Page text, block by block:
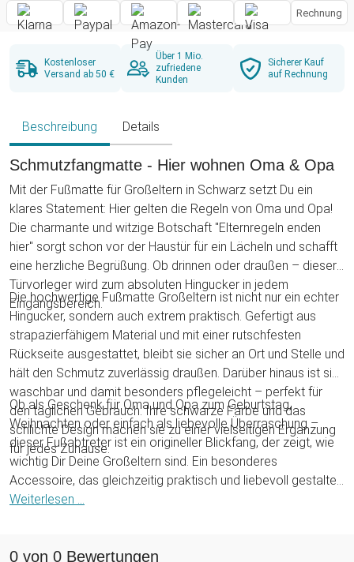
Rechnung
Kostenloser
Versand ab 50 €
Über 1 Mio.
zufriedene
Kunden
Sicherer Kauf
auf Rechnung
Beschreibung Details
Schmutzfangmatte - Hier wohnen Oma & Opa
Mit der Fußmatte für Großeltern in Schwarz setzt Du ein
klares Statement: Hier gelten die Regeln von Oma und Opa!
Die charmante und witzige Botschaft "Elternregeln enden
hier" sorgt schon vor der Haustür für ein Lächeln und schafft
eine herzliche Begrüßung. Ob drinnen oder draußen – dieser
Türvorleger wird zum absoluten Hingucker in jedem
Eingangsbereich.
Die hochwertige Fußmatte Großeltern ist nicht nur ein echter
Hingucker, sondern auch extrem praktisch. Gefertigt aus
strapazierfähigem Material und mit einer rutschfesten
Rückseite ausgestattet, bleibt sie sicher an Ort und Stelle und
hält den Schmutz zuverlässig draußen. Darüber hinaus ist sie
waschbar und damit besonders pflegeleicht – perfekt für
den täglichen Gebrauch. Ihre schwarze Farbe und das
schlichte Design machen sie zu einer vielseitigen Ergänzung
für jedes Zuhause.
Ob als Geschenk für Oma und Opa zum Geburtstag,
Weihnachten oder einfach als liebevolle Überraschung –
dieser Fußabtreter ist ein origineller Blickfang, der zeigt, wie
wichtig Dir Deine Großeltern sind. Ein besonderes
Accessoire, das gleichzeitig praktisch und liebevoll gestaltet
ist.
Weiterlesen ...
0 von 0 Bewertungen